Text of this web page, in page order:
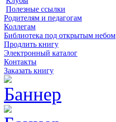
Полезные ссылки
Родителям и педагогам
Коллегам
Библиотека под открытым небом
Продлить книгу
Электронный каталог
Контакты
Заказать книгу